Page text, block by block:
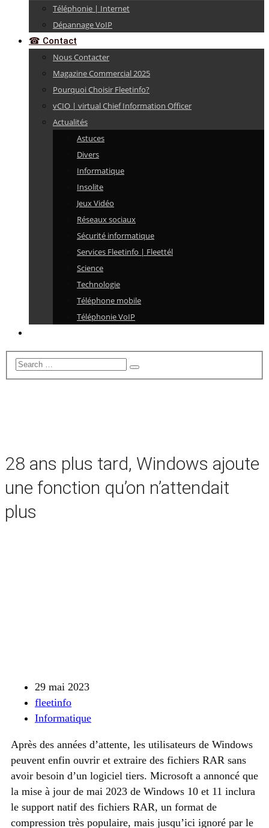
Téléphonie | Internet
Dépannage VoIP
☎ Contact
Nous Contacter
Magazine Commercial 2025
Pourquoi Choisir Fleetinfo?
vCIO | virtual Chief Information Officer
Actualités
Astuces
Divers
Informatique
Insolite
Jeux Vidéo
Réseaux sociaux
Sécurité informatique
Services Fleetinfo | Fleettél
Science
Technologie
Téléphone mobile
Téléphonie VoIP
28 ans plus tard, Windows ajoute
une fonction qu’on n’attendait
plus
29 mai 2023
fleetinfo
Informatique
Après des années d’attente, les utilisateurs de Windows
peuvent enfin ouvrir et extraire des fichiers RAR sans
avoir besoin d’un logiciel tiers. Microsoft a annoncé que
la mise à jour de mai 2023 de Windows 10 et 11 inclura
le support natif des fichiers RAR, un format de
compression très populaire, mais jusqu’ici ignoré par le